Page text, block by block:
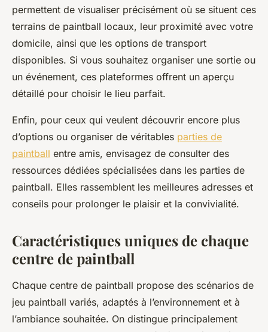
permettent de visualiser précisément où se situent ces
terrains de paintball locaux, leur proximité avec votre
domicile, ainsi que les options de transport
disponibles. Si vous souhaitez organiser une sortie ou
un événement, ces plateformes offrent un aperçu
détaillé pour choisir le lieu parfait.
Enfin, pour ceux qui veulent découvrir encore plus
d’options ou organiser de véritables parties de
paintball entre amis, envisagez de consulter des
ressources dédiées spécialisées dans les parties de
paintball. Elles rassemblent les meilleures adresses et
conseils pour prolonger le plaisir et la convivialité.
Caractéristiques uniques de chaque
centre de paintball
Chaque centre de paintball propose des scénarios de
jeu paintball variés, adaptés à l’environnement et à
l’ambiance souhaitée. On distingue principalement